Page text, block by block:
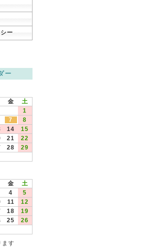
ー
ー
金
土
1
7
8
14
15
21
22
28
29
金
土
4
5
11
12
18
19
25
26
ます